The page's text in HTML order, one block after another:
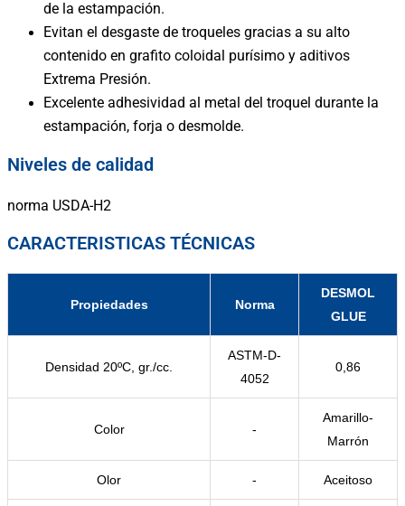
de la estampación.
Evitan el desgaste de troqueles gracias a su alto
contenido en grafito coloidal purísimo y aditivos
Extrema Presión.
Excelente adhesividad al metal del troquel durante la
estampación, forja o desmolde.
Niveles de calidad
norma USDA-H2
CARACTERISTICAS TÉCNICAS
Propiedades Norma
DESMOL
GLUE
Densidad 20ºC, gr./cc.
ASTM-D-
4052
0,86
Color -
Amarillo-
Marrón
Olor - Aceitoso